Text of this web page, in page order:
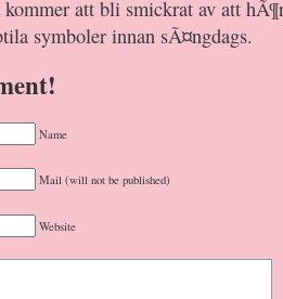
att bli smickrat av att
symboler innan sÃ¤ngdags.
Name
Mail (will not be published)
Website